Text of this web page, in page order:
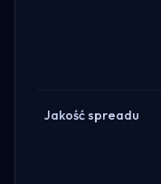
Jakość spreadu